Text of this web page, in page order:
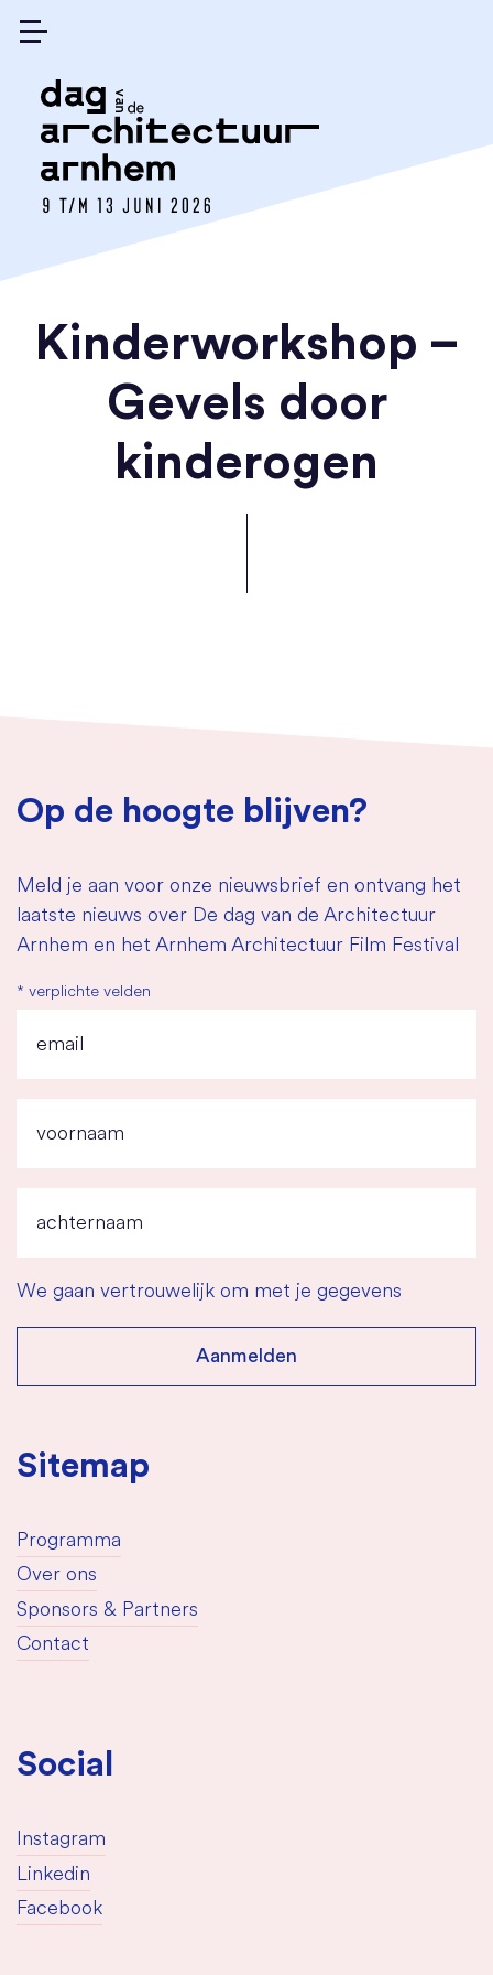
Kinderworkshop –
Gevels door
kinderogen
Op de hoogte blijven?
Meld je aan voor onze nieuwsbrief en ontvang het
laatste nieuws over De dag van de Architectuur
Arnhem en het Arnhem Architectuur Film Festival
* verplichte velden
We gaan vertrouwelijk om met je gegevens
Sitemap
Programma
Over ons
Sponsors & Partners
Contact
Social
Instagram
Linkedin
Facebook